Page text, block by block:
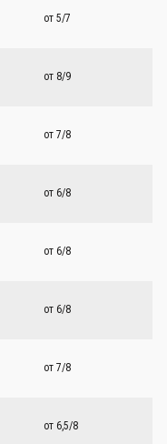
от 5/7
от 8/9
от 7/8
от 6/8
от 6/8
от 6/8
от 7/8
от 6,5/8